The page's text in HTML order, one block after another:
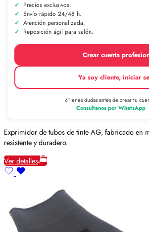
Precios exclusivos.
Envío rápido 24/48 h.
Atención personalizada.
Reposición ágil para salón.
Crear cuenta
Ya soy cliente, iniciar
¿Tienes dudas antes de crear tu
Consúltanos por WhatsApp
Exprimidor de tubos de tinte AG, fabricado en
resistente y duradero.
Ver detalles